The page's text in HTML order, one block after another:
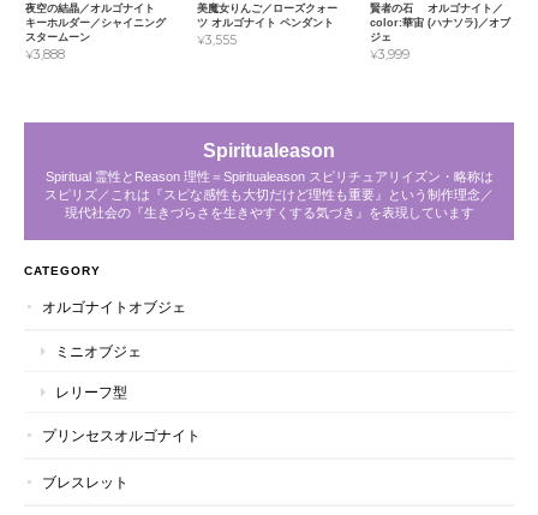
夜空の結晶／オルゴナイト
キーホルダー／シャイニング
スタームーン
¥3,888
美魔女りんご／ローズクォー
ツ オルゴナイト ペンダント
¥3,555
賢者の石 オルゴナイト／
color:華宙 (ハナソラ)／オブ
ジェ
¥3,999
Spiritualeason
Spiritual 霊性とReason 理性＝Spiritualeason スピリチュアリイズン・略称は
スピリズ／これは『スピな感性も大切だけど理性も重要』という制作理念／
現代社会の『生きづらさを生きやすくする気づき』を表現しています
CATEGORY
オルゴナイトオブジェ
ミニオブジェ
レリーフ型
プリンセスオルゴナイト
ブレスレット